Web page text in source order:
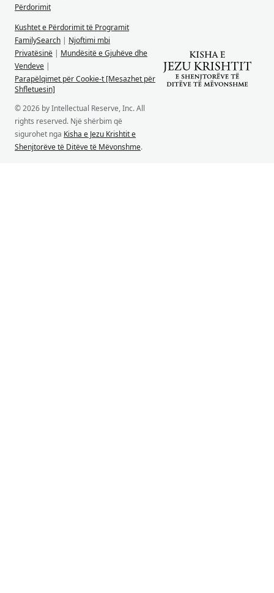
Përdorimit
Kushtet e Përdorimit të Programit
FamilySearch | Njoftimi mbi
Privatësinë | Mundësitë e Gjuhëve dhe
Vendeve |
Parapëlqimet për Cookie-t [Mesazhet për
Shfletuesin]
© 2026 by Intellectual Reserve, Inc. All
rights reserved. Një shërbim që
sigurohet nga Kisha e Jezu Krishtit e
Shenjtorëve të Ditëve të Mëvonshme.